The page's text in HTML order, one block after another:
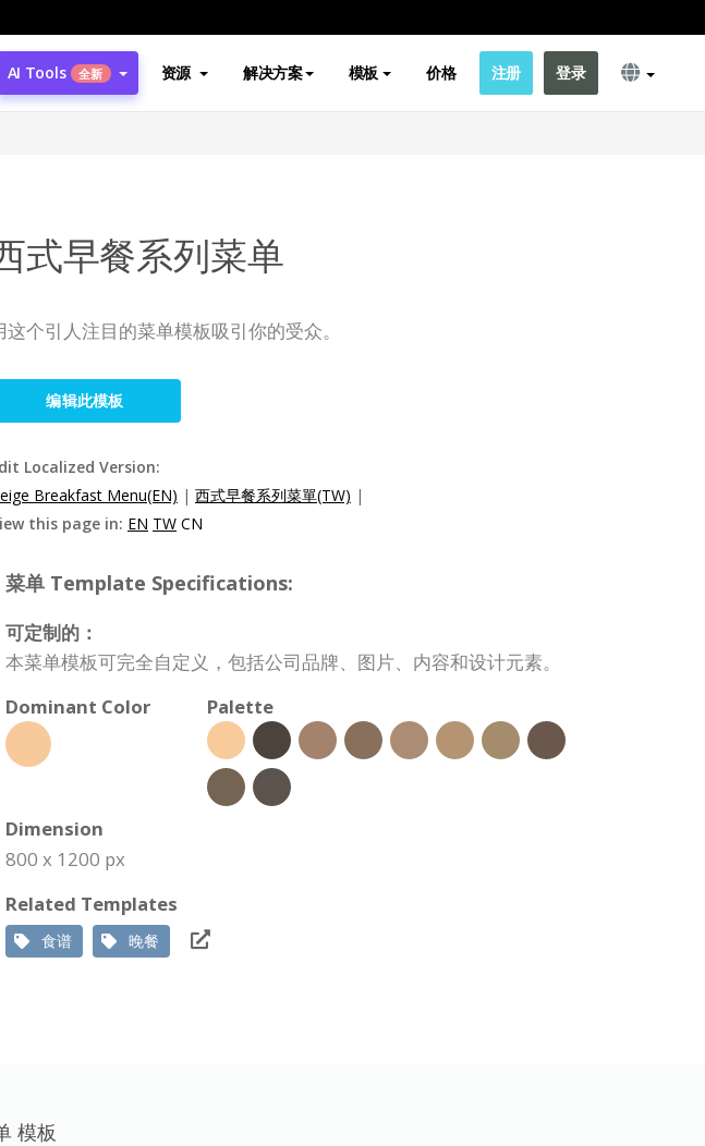
AI Tools 全新 资源 解决方案 模板 价格 注册 登录
式早餐系列菜单
这个引人注目的菜单模板吸引你的受众。
编辑此模板
Localized Version:
Breakfast Menu(EN) | 西式早餐系列菜單(TW) |
this page in: EN TW CN
菜单 Template Specifications:
可定制的：
本菜单模板可完全自定义，包括公司品牌、图片、内容和设计元素。
Dominant Color
Palette
Dimension
800 x 1200 px
Related Templates
食谱 晚餐
模板